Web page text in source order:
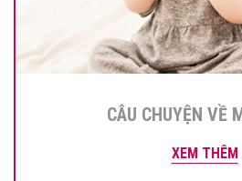
CÂU CHUYỆN VỀ
XEM THÊM